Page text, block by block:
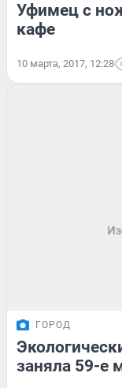
Уфимец с
кафе
10 марта, 2017, 12:28
ГОРОД
заняла 59-е